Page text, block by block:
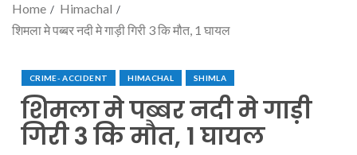
Home
Himachal
शिमला मे पब्बर नदी मे गाड़ी गिरी 3 कि मौत, 1 घायल
CRIME- ACCIDENT HIMACHAL SHIMLA
शिमला मे पब्बर नदी मे गाड़ी
गिरी 3 कि मौत, 1 घायल